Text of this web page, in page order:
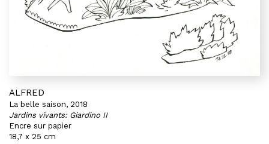
ALFRED
La belle saison, 2018
Jardins vivants: Giardino II
Encre sur papier
18,7 x 25 cm